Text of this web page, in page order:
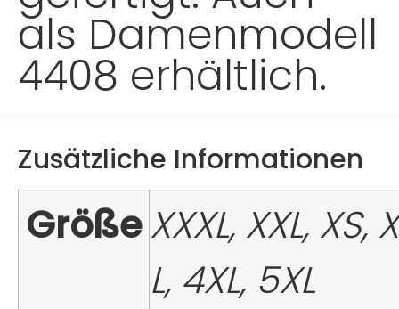
als Damenmodell
4408 erhältlich.
Zusätzliche Informationen
GrößeXXXL, XXL, XS,
L, 4XL, 5XL